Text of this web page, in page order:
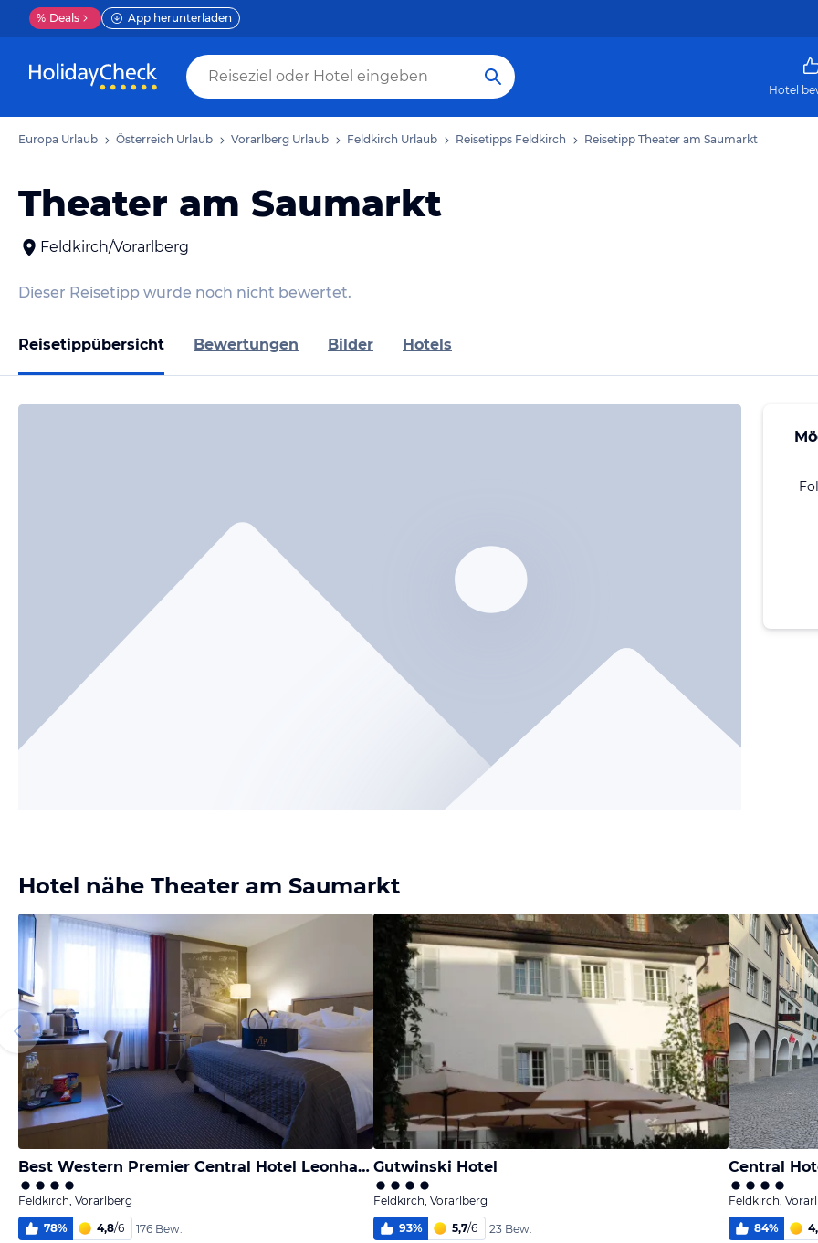
% Deals App herunterladen
Hotel
Europa Urlaub Österreich Urlaub Vorarlberg Urlaub Feldkirch Urlaub Reisetipps Feldkirch Reisetipp Theater am Saumarkt
Theater am Saumarkt
Feldkirch/Vorarlberg
Dieser Reisetipp wurde noch nicht bewertet.
Reisetippübersicht Bewertungen Bilder Hotels
Hotel nähe Theater am Saumarkt
Best Western Premier Central Hotel Leonhard
Feldkirch, Vorarlberg
78% 4,8/6 176 Bew.
Gutwinski Hotel
Feldkirch, Vorarlberg
93% 5,7/6 23 Bew.
Central
Feldkirch,
84%